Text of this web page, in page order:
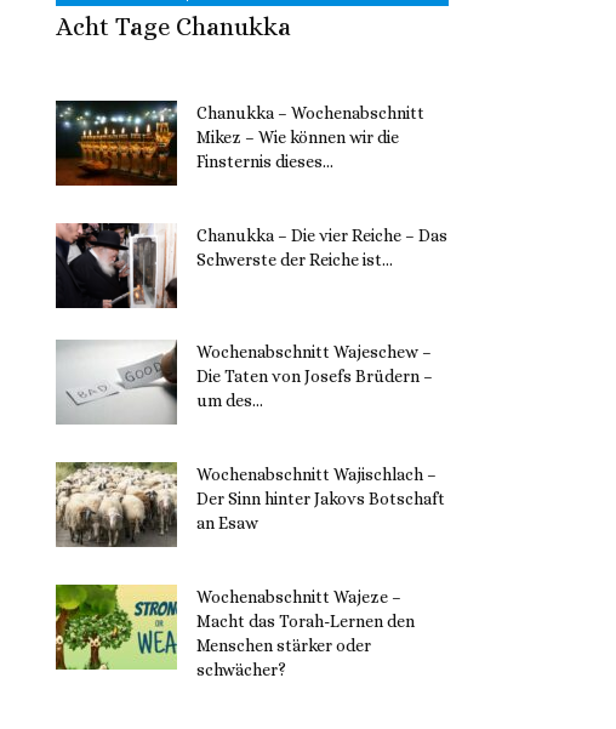
Acht Tage Chanukka
Chanukka – Wochenabschnitt
Mikez – Wie können wir die
Finsternis dieses...
Chanukka – Die vier Reiche – Das
Schwerste der Reiche ist...
Wochenabschnitt Wajeschew –
Die Taten von Josefs Brüdern –
um des...
Wochenabschnitt Wajischlach –
Der Sinn hinter Jakovs Botschaft
an Esaw
Wochenabschnitt Wajeze –
Macht das Torah-Lernen den
Menschen stärker oder
schwächer?